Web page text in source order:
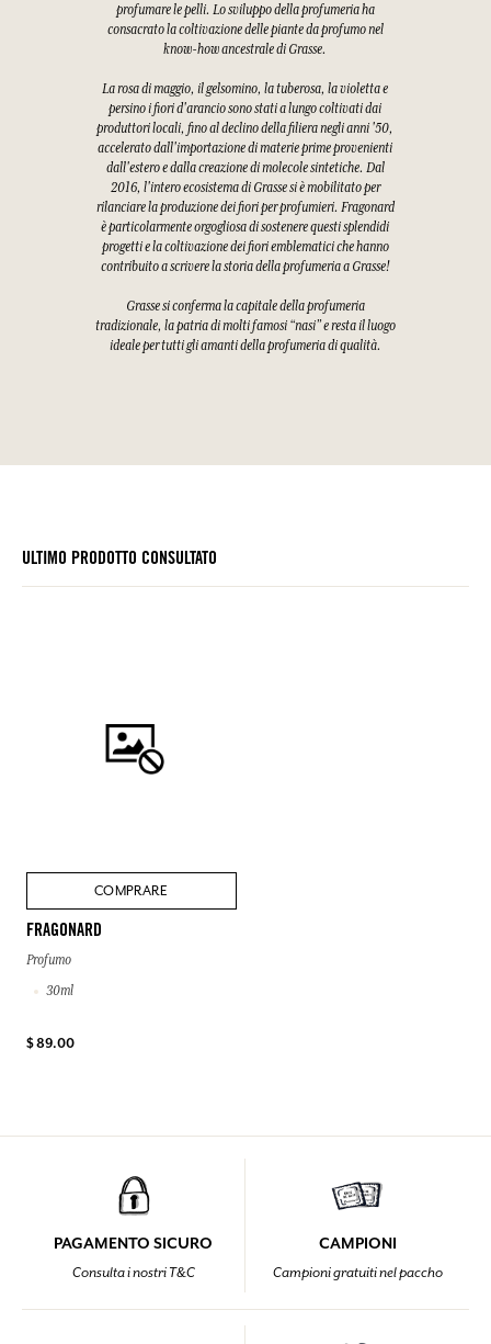
profumare le pelli. Lo sviluppo della profumeria ha
consacrato la coltivazione delle piante da profumo nel
know-how ancestrale di Grasse.
La rosa di maggio, il gelsomino, la tuberosa, la violetta e
persino i fiori d'arancio sono stati a lungo coltivati dai
produttori locali, fino al declino della filiera negli anni '50,
accelerato dall'importazione di materie prime provenienti
dall'estero e dalla creazione di molecole sintetiche. Dal
2016, l'intero ecosistema di Grasse si è mobilitato per
rilanciare la produzione dei fiori per profumieri. Fragonard
è particolarmente orgogliosa di sostenere questi splendidi
progetti e la coltivazione dei fiori emblematici che hanno
contribuito a scrivere la storia della profumeria a Grasse!
Grasse si conferma la capitale della profumeria
tradizionale, la patria di molti famosi “nasi” e resta il luogo
ideale per tutti gli amanti della profumeria di qualità.
ULTIMO PRODOTTO CONSULTATO
COMPRARE
FRAGONARD
Profumo
30ml
$ 89.00
PAGAMENTO SICURO
Consulta i nostri T&C
CAMPIONI
Campioni gratuiti nel paccho